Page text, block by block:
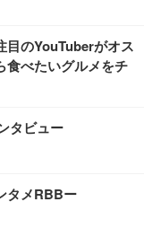
目のYouTuberがオス
食べたいグルメをチ
タビュー
タメRBBー